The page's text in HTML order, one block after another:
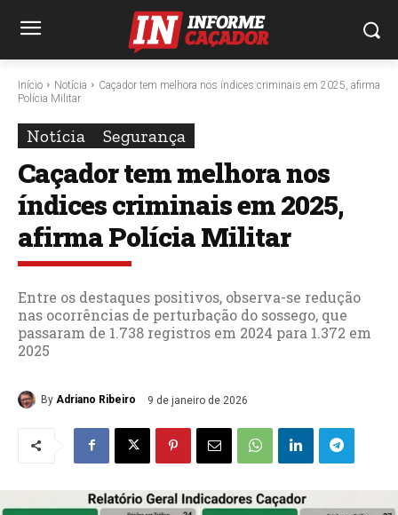
Início Notícia
Caçador tem melhora nos índices criminais em 2025, afirma
Polícia Militar
Notícia Segurança
Caçador tem melhora nos
índices criminais em 2025,
afirma Polícia Militar
Entre os destaques positivos, observa-se redução
nas ocorrências de perturbação do sossego, que
passaram de 1.738 registros em 2024 para 1.372 em
2025
By Adriano Ribeiro 9 de janeiro de 2026